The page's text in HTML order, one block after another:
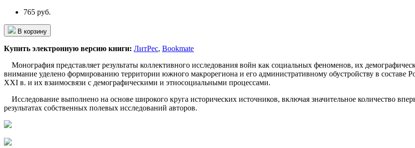
765 руб.
В корзину
Купить электронную версию книги: ЛитРес, Bookmate
Монография представляет результаты коллективного исследования войн как социальных феноменов, их
внимание уделено формированию территории южного макрорегиона и его административному обустройству в
XXI в. и их взаимосвязи с демографическими и этносоциальными процессами.
Исследование выполнено на основе широкого круга исторических источников, включая значительное количество
результатах собственных полевых исследований авторов.